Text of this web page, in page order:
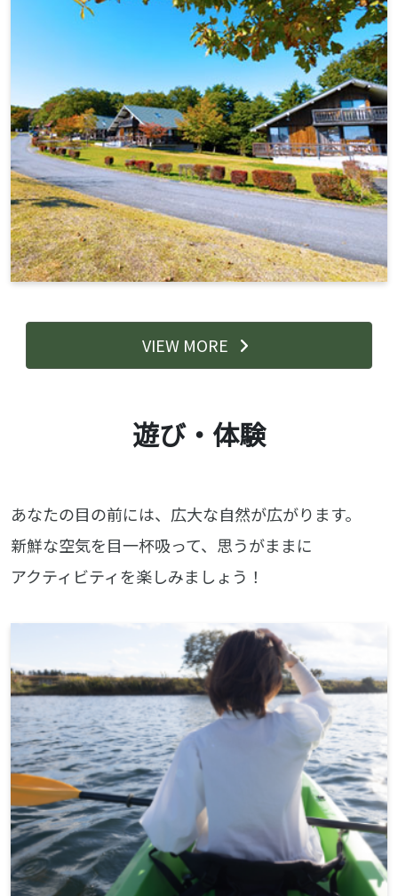
VIEW MORE
遊び・体験
あなたの目の前には、広大な自然が広がります。
新鮮な空気を目一杯吸って、思うがままに
アクティビティを楽しみましょう！